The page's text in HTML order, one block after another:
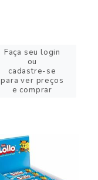
Faça seu login
ou
cadastre-se
para ver preços
e comprar